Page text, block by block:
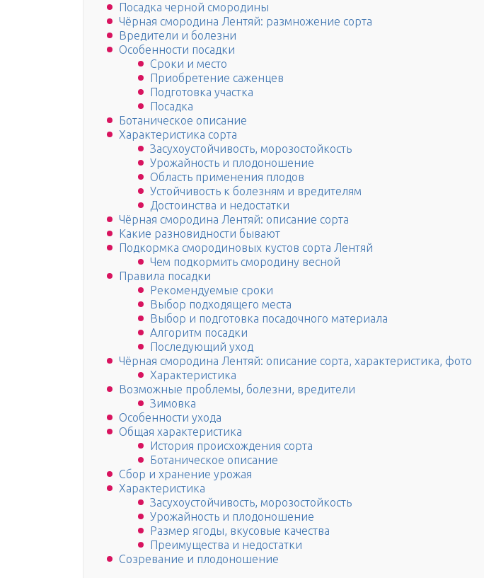
Посадка черной смородины
Чёрная смородина Лентяй: размножение сорта
Вредители и болезни
Особенности посадки
Сроки и место
Приобретение саженцев
Подготовка участка
Посадка
Ботаническое описание
Характеристика сорта
Засухоустойчивость, морозостойкость
Урожайность и плодоношение
Область применения плодов
Устойчивость к болезням и вредителям
Достоинства и недостатки
Чёрная смородина Лентяй: описание сорта
Какие разновидности бывают
Подкормка смородиновых кустов сорта Лентяй
Чем подкормить смородину весной
Правила посадки
Рекомендуемые сроки
Выбор подходящего места
Выбор и подготовка посадочного материала
Алгоритм посадки
Последующий уход
Чёрная смородина Лентяй: описание сорта, характеристика, фото
Характеристика
Возможные проблемы, болезни, вредители
Зимовка
Особенности ухода
Общая характеристика
История происхождения сорта
Ботаническое описание
Сбор и хранение урожая
Характеристика
Засухоустойчивость, морозостойкость
Урожайность и плодоношение
Размер ягоды, вкусовые качества
Преимущества и недостатки
Созревание и плодоношение